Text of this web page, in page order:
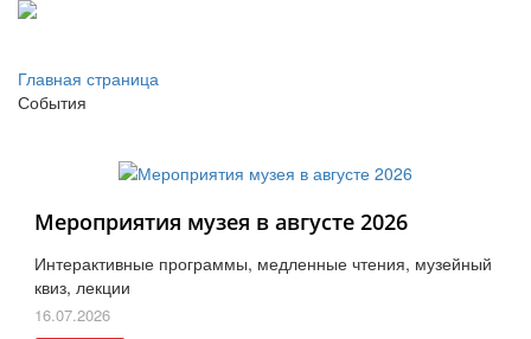
Главная страница
События
Мероприятия музея в августе 2026
Интерактивные программы, медленные чтения, музейный
квиз, лекции
16.07.2026